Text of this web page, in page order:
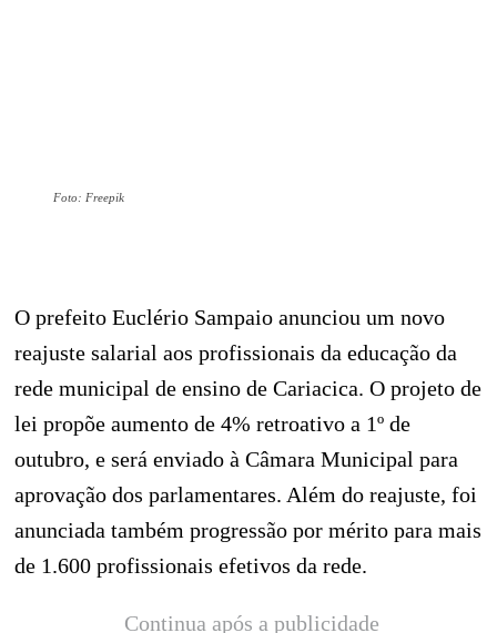
Foto: Freepik
O prefeito Euclério Sampaio anunciou um novo
reajuste salarial aos profissionais da educação da
rede municipal de ensino de Cariacica. O projeto de
lei propõe aumento de 4% retroativo a 1º de
outubro, e será enviado à Câmara Municipal para
aprovação dos parlamentares. Além do reajuste, foi
anunciada também progressão por mérito para mais
de 1.600 profissionais efetivos da rede.
Continua após a publicidade